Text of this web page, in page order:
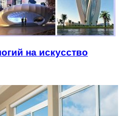
на искусство